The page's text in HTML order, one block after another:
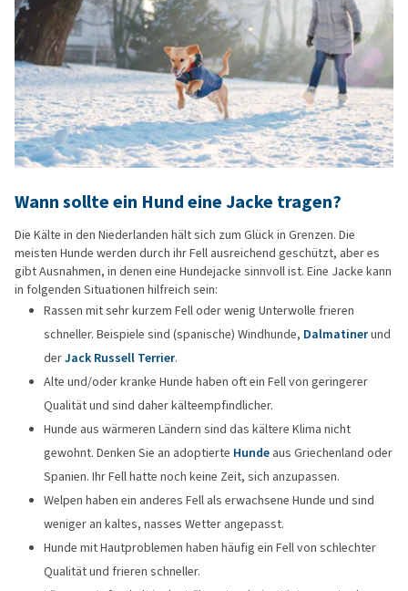
Wann sollte ein Hund eine Jacke tragen?
Die Kälte in den Niederlanden hält sich zum Glück in Grenzen. Die
meisten Hunde werden durch ihr Fell ausreichend geschützt, aber es
gibt Ausnahmen, in denen eine Hundejacke sinnvoll ist. Eine Jacke kann
in folgenden Situationen hilfreich sein:
Rassen mit sehr kurzem Fell oder wenig Unterwolle frieren
schneller. Beispiele sind (spanische) Windhunde, Dalmatinerund
derJack Russell Terrier.
Alte und/oder kranke Hunde haben oft ein Fell von geringerer
Qualität und sind daher kälteempfindlicher.
Hunde aus wärmeren Ländern sind das kältere Klima nicht
gewohnt. Denken Sie an adoptierte Hunde aus Griechenland oder
Spanien. Ihr Fell hatte noch keine Zeit, sich anzupassen.
Welpen haben ein anderes Fell als erwachsene Hunde und sind
weniger an kaltes, nasses Wetter angepasst.
Hunde mit Hautproblemen haben häufig ein Fell von schlechter
Qualität und frieren schneller.